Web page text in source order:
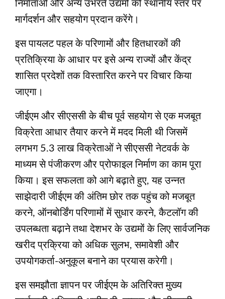
निर्माताओं और अन्य उभरते उद्यमों को स्थानीय स्तर पर
मार्गदर्शन और सहयोग प्रदान करेंगे।
इस पायलट पहल के परिणामों और हितधारकों की
प्रतिक्रिया के आधार पर इसे अन्य राज्यों और केंद्र
शासित प्रदेशों तक विस्तारित करने पर विचार किया
जाएगा।
जीईएम और सीएससी के बीच पूर्व सहयोग से एक मजबूत
विक्रेता आधार तैयार करने में मदद मिली थी जिसमें
लगभग 5.3 लाख विक्रेताओं ने सीएससी नेटवर्क के
माध्यम से पंजीकरण और प्रोफाइल निर्माण का काम पूरा
किया। इस सफलता को आगे बढ़ाते हुए, यह उन्नत
साझेदारी जीईएम की अंतिम छोर तक पहुंच को मजबूत
करने, ऑनबोर्डिंग परिणामों में सुधार करने, कैटलॉग की
उपलब्धता बढ़ाने तथा देशभर के उद्यमों के लिए सार्वजनिक
खरीद प्रक्रिया को अधिक सुलभ, समावेशी और
उपयोगकर्ता-अनुकूल बनाने का प्रयास करेगी।
इस समझौता ज्ञापन पर जीईएम के अतिरिक्त मुख्य